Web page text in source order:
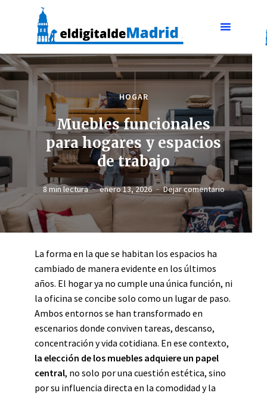
HOGAR
Muebles funcionales
para hogares y espacios
de trabajo
8 min lectura enero 13, 2026 Dejar comentario
La forma en la que se habitan los espacios ha
cambiado de manera evidente en los últimos
años. El hogar ya no cumple una única función, ni
la oficina se concibe solo como un lugar de paso.
Ambos entornos se han transformado en
escenarios donde conviven tareas, descanso,
concentración y vida cotidiana. En ese contexto,
la elección de los muebles adquiere un papel
central, no solo por una cuestión estética, sino
por su influencia directa en la comodidad y la